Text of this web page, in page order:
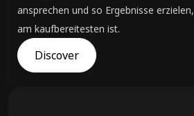
ansprechen und so Ergebnisse
am kaufbereitesten ist.
Discover